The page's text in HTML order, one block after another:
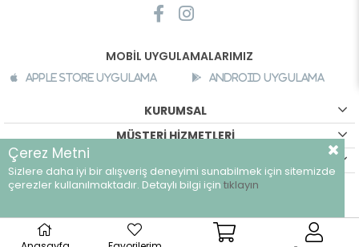
MOBİL UYGULAMALARIMIZ
Apple Store Uygulama Android Uygulama
KURUMSAL
MÜŞTERİ HİZMETLERİ
©breeze.com.tr - Tüm hakları saklıdır.
Çerez Metni
Sizlere daha iyi bir alışveriş deneyimi sunabilmek için sitemizde
çerezler kullanılmaktadır. Detaylı bilgi için tıklayın